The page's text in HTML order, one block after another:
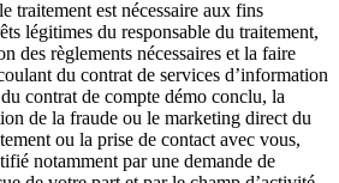
traitement est nécessaire aux fins
légitimes du responsable du traitement,
des règlements nécessaires et la faire
du contrat de services d’information
contrat de compte démo conclu, la
de la fraude ou le marketing direct du
ou la prise de contact avec vous,
notamment par une demande de